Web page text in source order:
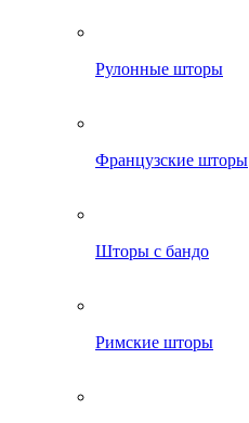
Рулонные шторы
Французские шторы
Шторы с бандо
Римские шторы